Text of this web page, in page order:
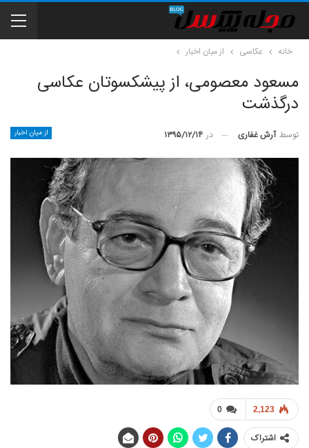
خانه عکاسی از میان اخبار
مسعود معصومی، از پیشکسوتان عکاسی
درگذشت
از میان اخبار توسط آرش غفاری در ۱۳۹۵/۱۲/۱۴
0 2,123
اشتراک